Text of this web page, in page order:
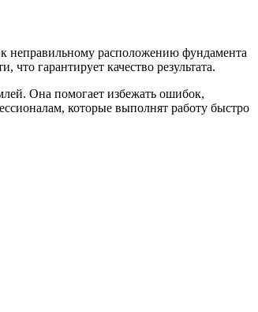
неправильному расположению фундамента
гарантирует качество результата.
Она помогает избежать ошибок,
которые выполнят работу быстро